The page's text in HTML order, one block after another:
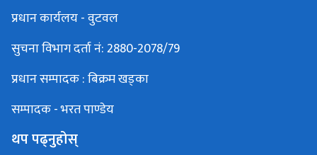
प्रधान कार्यलय - वुटवल
सुचना विभाग दर्ता नं: 2880-2078/79
प्रधान सम्पादक : बिक्रम खड्का
सम्पादक - भरत पाण्डेय
थप पढ्नुहोस्